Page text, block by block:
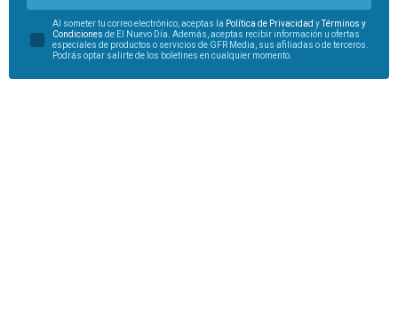
Al someter tu correo electrónico, aceptas la Política de Privacidad yTérminos y
Condiciones de El Nuevo Día. Además, aceptas recibir información u ofertas
especiales de productos o servicios de GFR Media, sus afiliadas o de terceros.
Podrás optar salirte de los boletines en cualquier momento.